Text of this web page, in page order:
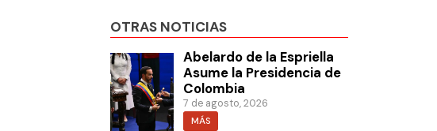
OTRAS NOTICIAS
Abelardo de la Espriella
Asume la Presidencia de
Colombia
7 de agosto, 2026
MÁS